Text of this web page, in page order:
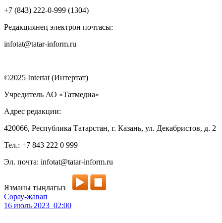
+7 (843) 222-0-999 (1304)
Редакциянең электрон почтасы:
infotat@tatar-inform.ru
©2025 Intertat (Интертат)
Учредитель АО «Татмедиа»
Адрес редакции:
420066, Республика Татарстан, г. Казань, ул. Декабристов, д. 2
Тел.: +7 843 222 0 999
Эл. почта: infotat@tatar-inform.ru
Язманы тыңлагыз
Сорау-җавап
16 июль 2023 02:00